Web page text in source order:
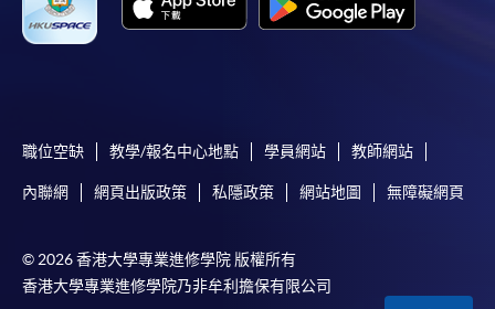
JavaScript程式瀏覽器的電腦上進行。建議選用
Google Chrome瀏覽器。
網上報名只支援「提早報讀優惠」。如需享用其他
在網上報名過程中，由於提交課程申請和付款在系
功被獲取錄。任何不成功的申請，課程組職員將儘
快與 閣下聯絡。
職位空缺 教學/報名中心地點 學員網站 教師網站
內聯網 網頁出版政策 私隱政策 網站地圖 無障礙網頁
© 2026 香港大學專業進修學院 版權所有
香港大學專業進修學院乃非牟利擔保有限公司